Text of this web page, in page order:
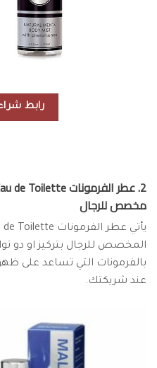
رابط
مخصص للرجال
المخصص للرجال بتركيز او دو
بالفرمونات التي تساعد على
عند شريكتك.